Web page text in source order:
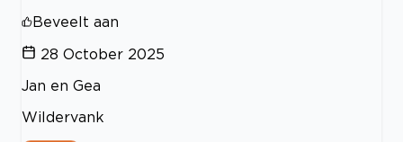
Beveelt aan
28 October 2025
Jan en Gea
Wildervank